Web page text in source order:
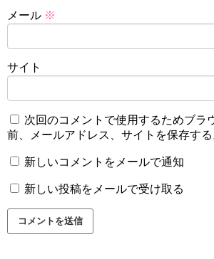
メール ※
サイト
次回のコメントで使用するためブラ
前、メールアドレス、サイトを保存する
新しいコメントをメールで通知
新しい投稿をメールで受け取る